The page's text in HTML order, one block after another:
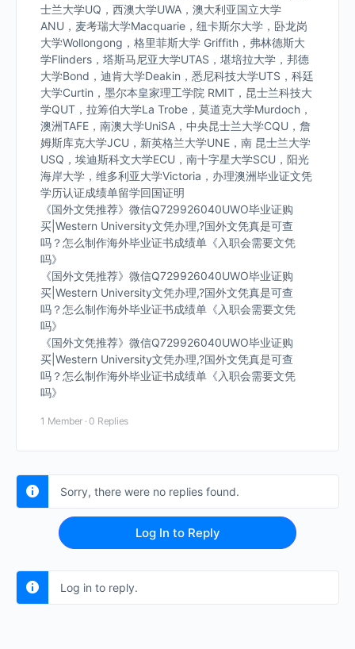
士兰大学UQ，西澳大学UWA，澳大利亚国立大学
ANU，麦考瑞大学Macquarie，纽卡斯尔大学，卧龙岗
大学Wollongong，格里菲斯大学 Griffith，弗林德斯大
学Flinders，塔斯马尼亚大学UTAS，堪培拉大学，邦德
大学Bond，迪肯大学Deakin，悉尼科技大学UTS，科廷
大学Curtin，墨尔本皇家理工学院 RMIT，昆士兰科技大
学QUT，拉筹伯大学La Trobe，莫道克大学Murdoch，
澳洲TAFE，南澳大学UniSA，中央昆士兰大学CQU，詹
姆斯库克大学JCU，新英格兰大学UNE，南 昆士兰大学
USQ，埃迪斯科文大学ECU，南十字星大学SCU，阳光
海岸大学，维多利亚大学Victoria，办理澳洲毕业证文凭
学历认证成绩单留学回国证明
《国外文凭推荐》微信Q729926040UWO毕业证购
买|Western University文凭办理,?国外文凭真是可查
吗？怎么制作海外毕业证书成绩单《入职会需要文凭
吗》
《国外文凭推荐》微信Q729926040UWO毕业证购
买|Western University文凭办理,?国外文凭真是可查
吗？怎么制作海外毕业证书成绩单《入职会需要文凭
吗》
《国外文凭推荐》微信Q729926040UWO毕业证购
买|Western University文凭办理,?国外文凭真是可查
吗？怎么制作海外毕业证书成绩单《入职会需要文凭
吗》
1 Member · 0 Replies
Sorry, there were no replies found.
Log In to Reply
Log in to reply.